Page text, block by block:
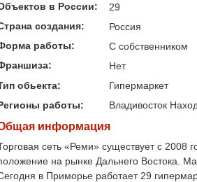
в России:
29
создания:
Россия
работы:
C собственником
Нет
обьекта:
Гипермаркет
работы:
Владивосток
информация
сеть «Реми» существует с 2008
на рынке Дальнего Востока.
в Приморье работает 29